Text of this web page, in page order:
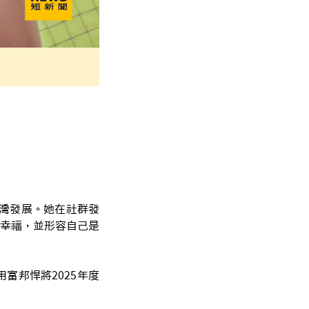
發展。她在社群發
福，並形容自己是
富邦悍將2025年度